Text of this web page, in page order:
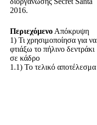
2016.
Περιεχόμενο Απόκρυψη
1) Τι χρησιμοποίησα για να
φτιάξω το πήλινο δεντράκι
σε κάδρο
1.1) Το τελικό αποτέλεσμα